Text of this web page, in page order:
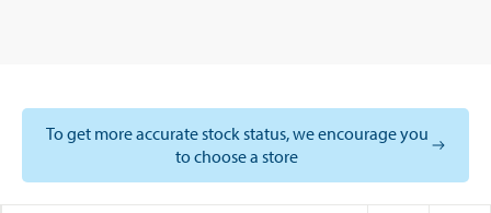
To get more accurate stock status, we encourage you
to choose a store